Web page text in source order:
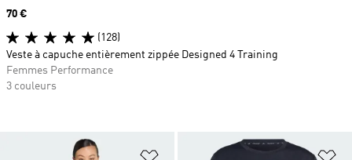
Ajouter à la Liste de produits
Prix
70 €
(128)
Veste à capuche entièrement zippée Designed 4 Training
Femmes Performance
3 couleurs